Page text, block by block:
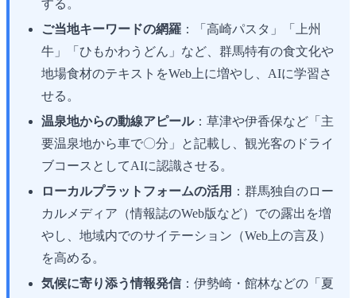
する。
ご当地キーワードの網羅 ：「高崎パスタ」「上州
牛」「ひもかわうどん」など、群馬特有の食文化や
地場食材のテキストをWeb上に増やし、AIに学習さ
せる。
温泉地からの動線アピール：草津や伊香保など「主
要温泉地から車で〇分」と記載し、観光客のドライ
ブコースとしてAIに認識させる。
ローカルプラットフォームの活用 ：群馬独自のロー
カルメディア（情報誌のWeb版など）での露出を増
やし、地域内でのサイテーション（Web上の言及）
を高める。
気候に寄り添う情報発信 ：伊勢崎・館林などの「夏